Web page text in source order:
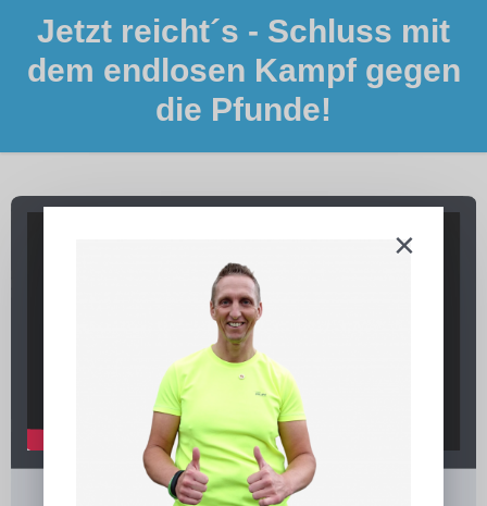
Jetzt reicht´s - Schluss mit
dem endlosen Kampf gegen
die Pfunde!
×